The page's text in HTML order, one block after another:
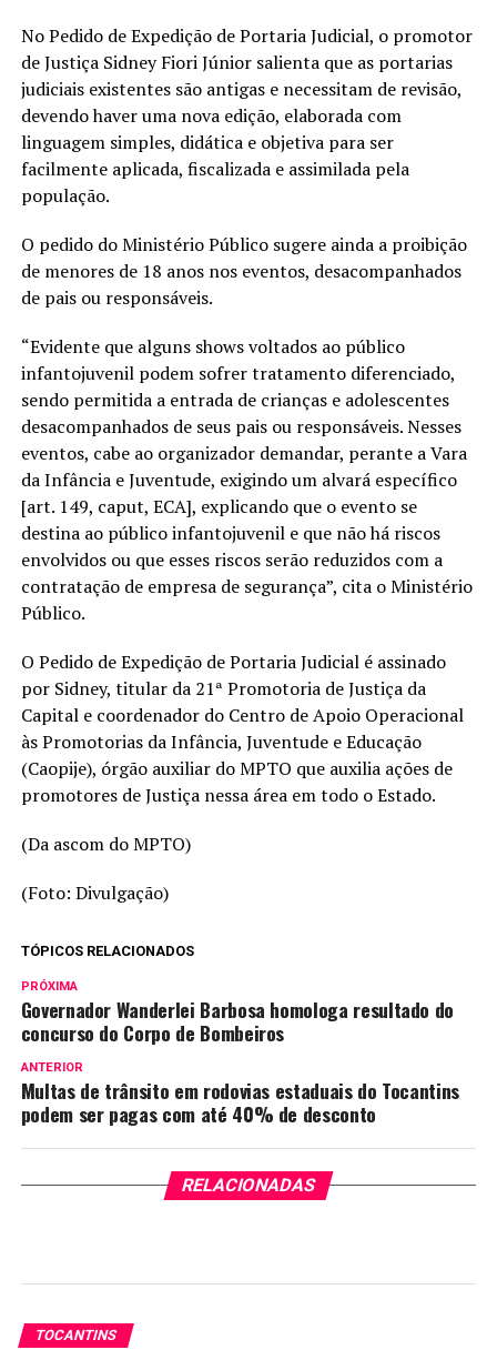
No Pedido de Expedição de Portaria Judicial, o promotor
de Justiça Sidney Fiori Júnior salienta que as portarias
judiciais existentes são antigas e necessitam de revisão,
devendo haver uma nova edição, elaborada com
linguagem simples, didática e objetiva para ser
facilmente aplicada, fiscalizada e assimilada pela
população.
O pedido do Ministério Público sugere ainda a proibição
de menores de 18 anos nos eventos, desacompanhados
de pais ou responsáveis.
“Evidente que alguns shows voltados ao público
infantojuvenil podem sofrer tratamento diferenciado,
sendo permitida a entrada de crianças e adolescentes
desacompanhados de seus pais ou responsáveis. Nesses
eventos, cabe ao organizador demandar, perante a Vara
da Infância e Juventude, exigindo um alvará específico
[art. 149, caput, ECA], explicando que o evento se
destina ao público infantojuvenil e que não há riscos
envolvidos ou que esses riscos serão reduzidos com a
contratação de empresa de segurança”, cita o Ministério
Público.
O Pedido de Expedição de Portaria Judicial é assinado
por Sidney, titular da 21ª Promotoria de Justiça da
Capital e coordenador do Centro de Apoio Operacional
às Promotorias da Infância, Juventude e Educação
(Caopije), órgão auxiliar do MPTO que auxilia ações de
promotores de Justiça nessa área em todo o Estado.
(Da ascom do MPTO)
(Foto: Divulgação)
TÓPICOS RELACIONADOS
PRÓXIMA
Governador Wanderlei Barbosa homologa resultado do
concurso do Corpo de Bombeiros
ANTERIOR
Multas de trânsito em rodovias estaduais do Tocantins
podem ser pagas com até 40% de desconto
RELACIONADAS
TOCANTINS